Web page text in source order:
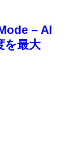
– AI
を最大